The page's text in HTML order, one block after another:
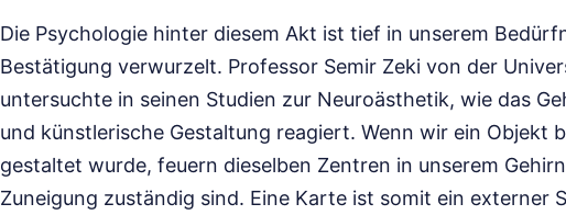
Die Psychologie hinter diesem Akt ist tief in unserem
Bestätigung verwurzelt. Professor Semir Zeki von der
untersuchte in seinen Studien zur Neuroästhetik, wie das
und künstlerische Gestaltung reagiert. Wenn wir ein Objekt
gestaltet wurde, feuern dieselben Zentren in unserem
Zuneigung zuständig sind. Eine Karte ist somit ein externer